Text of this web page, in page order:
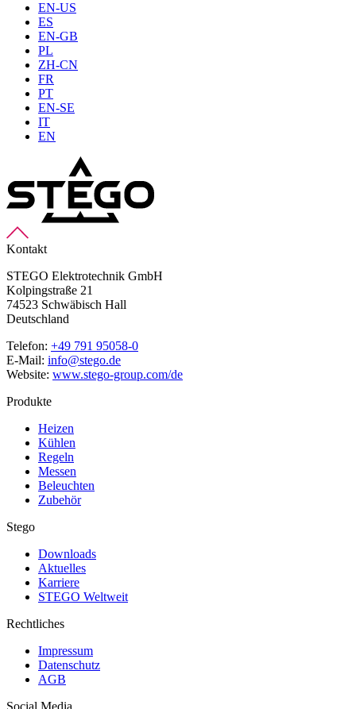
EN-US
ES
EN-GB
PL
ZH-CN
FR
PT
EN-SE
IT
EN
Kontakt
STEGO Elektrotechnik GmbH
Kolpingstraße 21
74523 Schwäbisch Hall
Deutschland
Telefon: +49 791 95058-0
E-Mail: info@stego.de
Website: www.stego-group.com/de
Produkte
Heizen
Kühlen
Regeln
Messen
Beleuchten
Zubehör
Stego
Downloads
Aktuelles
Karriere
STEGO Weltweit
Rechtliches
Impressum
Datenschutz
AGB
Social Media